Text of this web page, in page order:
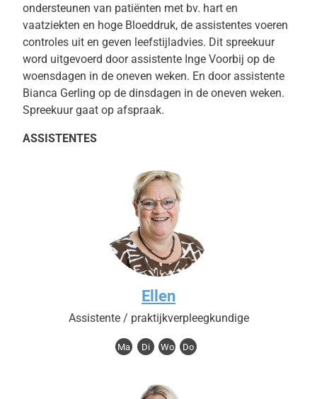
ondersteunen van patiënten met bv. hart en
vaatziekten en hoge Bloeddruk, de assistentes voeren
controles uit en geven leefstijladvies. Dit spreekuur
word uitgevoerd door assistente Inge Voorbij op de
woensdagen in de oneven weken. En door assistente
Bianca Gerling op de dinsdagen in de oneven weken.
Spreekuur gaat op afspraak.
ASSISTENTES
Ellen
Assistente / praktijkverpleegkundige
Ma Di Wo Do